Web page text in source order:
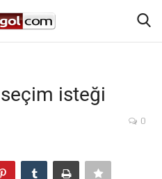
isteği
0